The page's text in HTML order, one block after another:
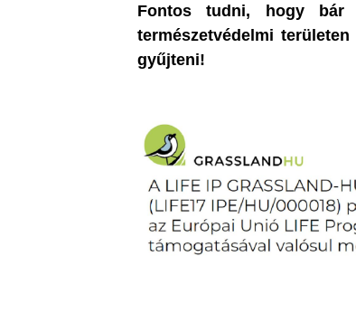
Fontos tudni, hogy bár
természetvédelmi
gyűjteni!